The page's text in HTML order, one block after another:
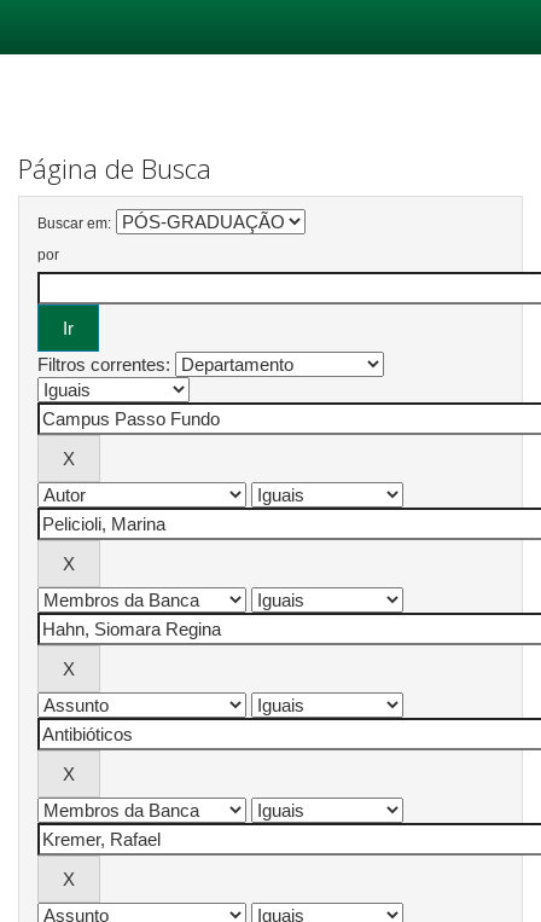
Página de Busca
Buscar em:
por
Filtros correntes: